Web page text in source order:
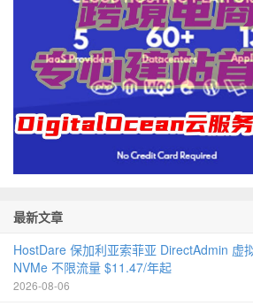
最新文章
HostDare 保加利亚索菲亚 DirectAdmin 虚
NVMe 不限流量 $11.47/年起
2026-08-06